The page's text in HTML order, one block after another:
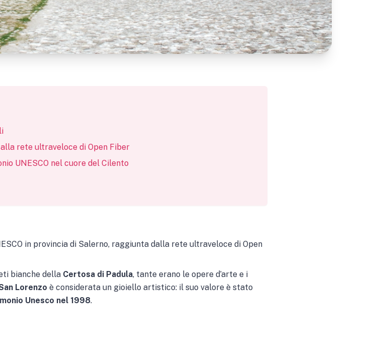
rete ultraveloce di Open Fiber
UNESCO nel cuore del Cilento
in provincia di Salerno, raggiunta dalla rete ultraveloce di Open
bianche della Certosa di Padula, tante erano le opere d’arte e i
Lorenzo è considerata un gioiello artistico: il suo valore è stato
Unesco nel 1998.